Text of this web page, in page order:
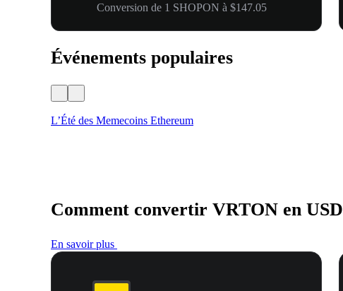
Conversion de 1 SHOPON à $147.05
Événements populaires
L’Été des Memecoins Ethereum
Comment convertir VRTON en USD
En savoir plus